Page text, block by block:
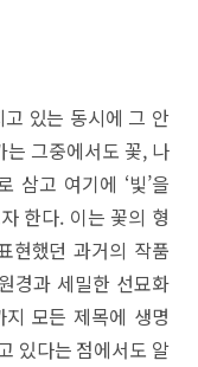
있는 동시에 그 안
는 그중에서도 꽃, 나
삼고 여기에 ‘빛’을
한다. 이는 꽃의 형
현했던 과거의 작품
경과 세밀한 선묘화
모든 제목에 생명
있다는 점에서도 알